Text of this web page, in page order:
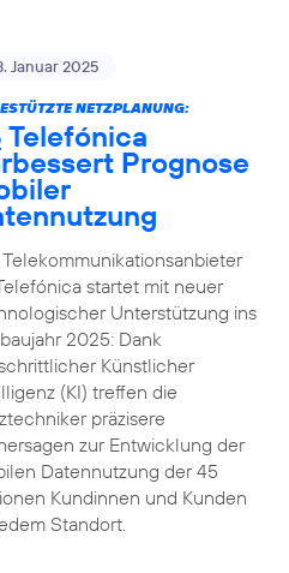
Januar 2025
NETZPLANUNG:
Telefónica
Prognose
Telekommunikationsanbieter
startet mit neuer
Unterstützung ins
2025: Dank
Künstlicher
(KI) treffen die
präzisere
zur Entwicklung der
Datennutzung der 45
Kundinnen und Kunden
Standort.